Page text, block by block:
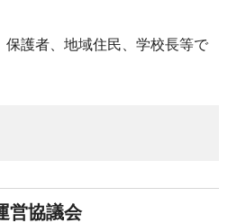
護者、地域住民、学校長等で
営協議会